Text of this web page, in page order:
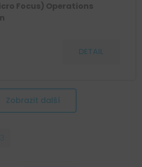
Focus) Operations
DETAIL
Zobrazit další